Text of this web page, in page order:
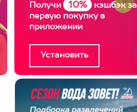
Получи 10%
кэшбэк за
первую покупку в
приложении